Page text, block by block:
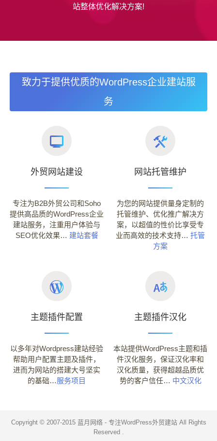
站整体优化解决方案!
致力于提供优质的WordPress企业建站服
务
外贸网站建设
专注为B2B外贸公司和Soho
提供高品质的WordPress企业
建站服务，注重用户体验与
SEO优化效果… 建站套餐
网站托管维护
为您的网站提供量身定制的
托管维护、优化推广解决方
案，以超值的性价比享受专
业而高效的技术支持… 托管
方案
主题插件配置
以多年对Wordpress建站经验
帮助用户配置主题及插件，
进而为网站的搭建大号坚实
的基础…服务项目
主题插件汉化
本站提供WordPress主题和插
件汉化服务，保证汉化率和
汉化质量，获得超越品质优
势的客户信任… 中文汉化
Copyright © 2007-2015 蓝月网络 - 专注WordPress外贸建站All Rights
Reserved .